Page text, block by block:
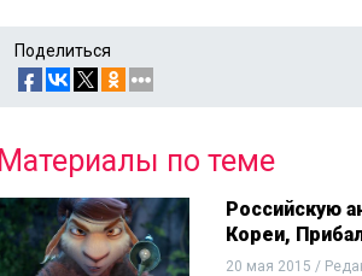
Поделиться
Материалы по теме
Российскую
Кореи,
20 мая 2015 /